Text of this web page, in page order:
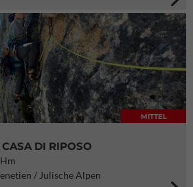
MITTEL
DI RIPOSO
/ Julische Alpen